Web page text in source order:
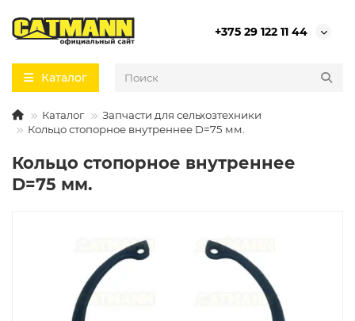
+375 29 122 11 44
Каталог
Каталог
Запчасти для сельхозтехники
Кольцо стопорное внутреннее D=75 мм.
Кольцо стопорное внутреннее
D=75 мм.